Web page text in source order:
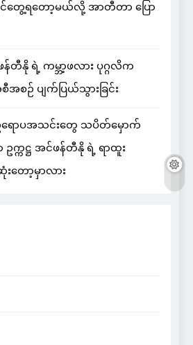
င်တွေ့ရတော့မယ်လို့ အာတီတာ ပြော
န်တီနို ရဲ့ ကမ္ဘာ့ဖလား ပုဂ္ဂလိက
စီအစဉ် ပျက်ပြယ်သွားခြင်း
ရောပအသင်းတွေ သပိတ်မှောက်
ဥက္ကဋ္ဌ အင်ဖန်တီနို ရဲ့ ရာထူး
တော့မှာလား